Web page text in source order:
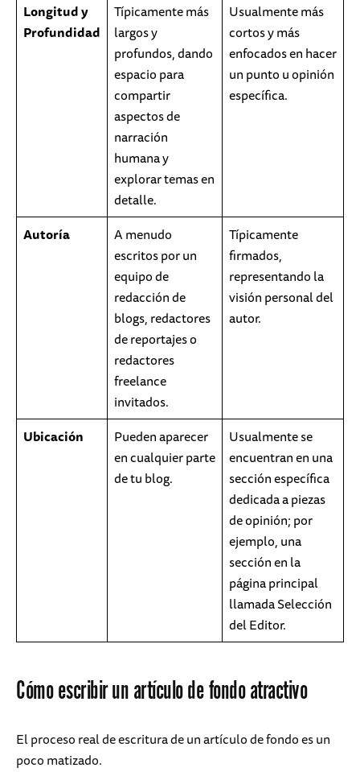
Longitud y
Profundidad
Típicamente más
largos y
profundos, dando
espacio para
compartir
aspectos de
narración
humana y
explorar temas en
detalle.
Usualmente más
cortos y más
enfocados en hacer
un punto u opinión
específica.
Autoría
A menudo
escritos por un
equipo de
redacción de
blogs, redactores
de reportajes o
redactores
freelance
invitados.
Típicamente
firmados,
representando la
visión personal del
autor.
Ubicación
Pueden aparecer
en cualquier parte
de tu blog.
Usualmente se
encuentran en una
sección específica
dedicada a piezas
de opinión; por
ejemplo, una
sección en la
página principal
llamada Selección
del Editor.
Cómo escribir un artículo de fondo atractivo
El proceso real de escritura de un artículo de fondo es un
poco matizado.